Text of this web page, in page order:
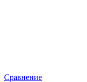
Сравнение